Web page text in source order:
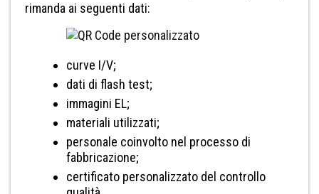
rimanda ai seguenti dati:
curve I/V;
dati di flash test;
immagini EL;
materiali utilizzati;
personale coinvolto nel processo di
fabbricazione;
certificato personalizzato del controllo